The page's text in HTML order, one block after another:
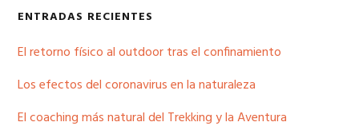
a
.
.
ENTRADAS RECIENTES
El retorno físico al outdoor tras el confinamiento
Los efectos del coronavirus en la naturaleza
El coaching más natural del Trekking y la Aventura